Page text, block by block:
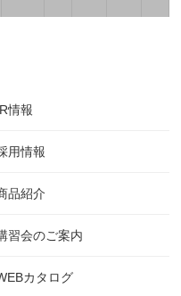
情報
用情報
品紹介
習会のご案内
カタログ